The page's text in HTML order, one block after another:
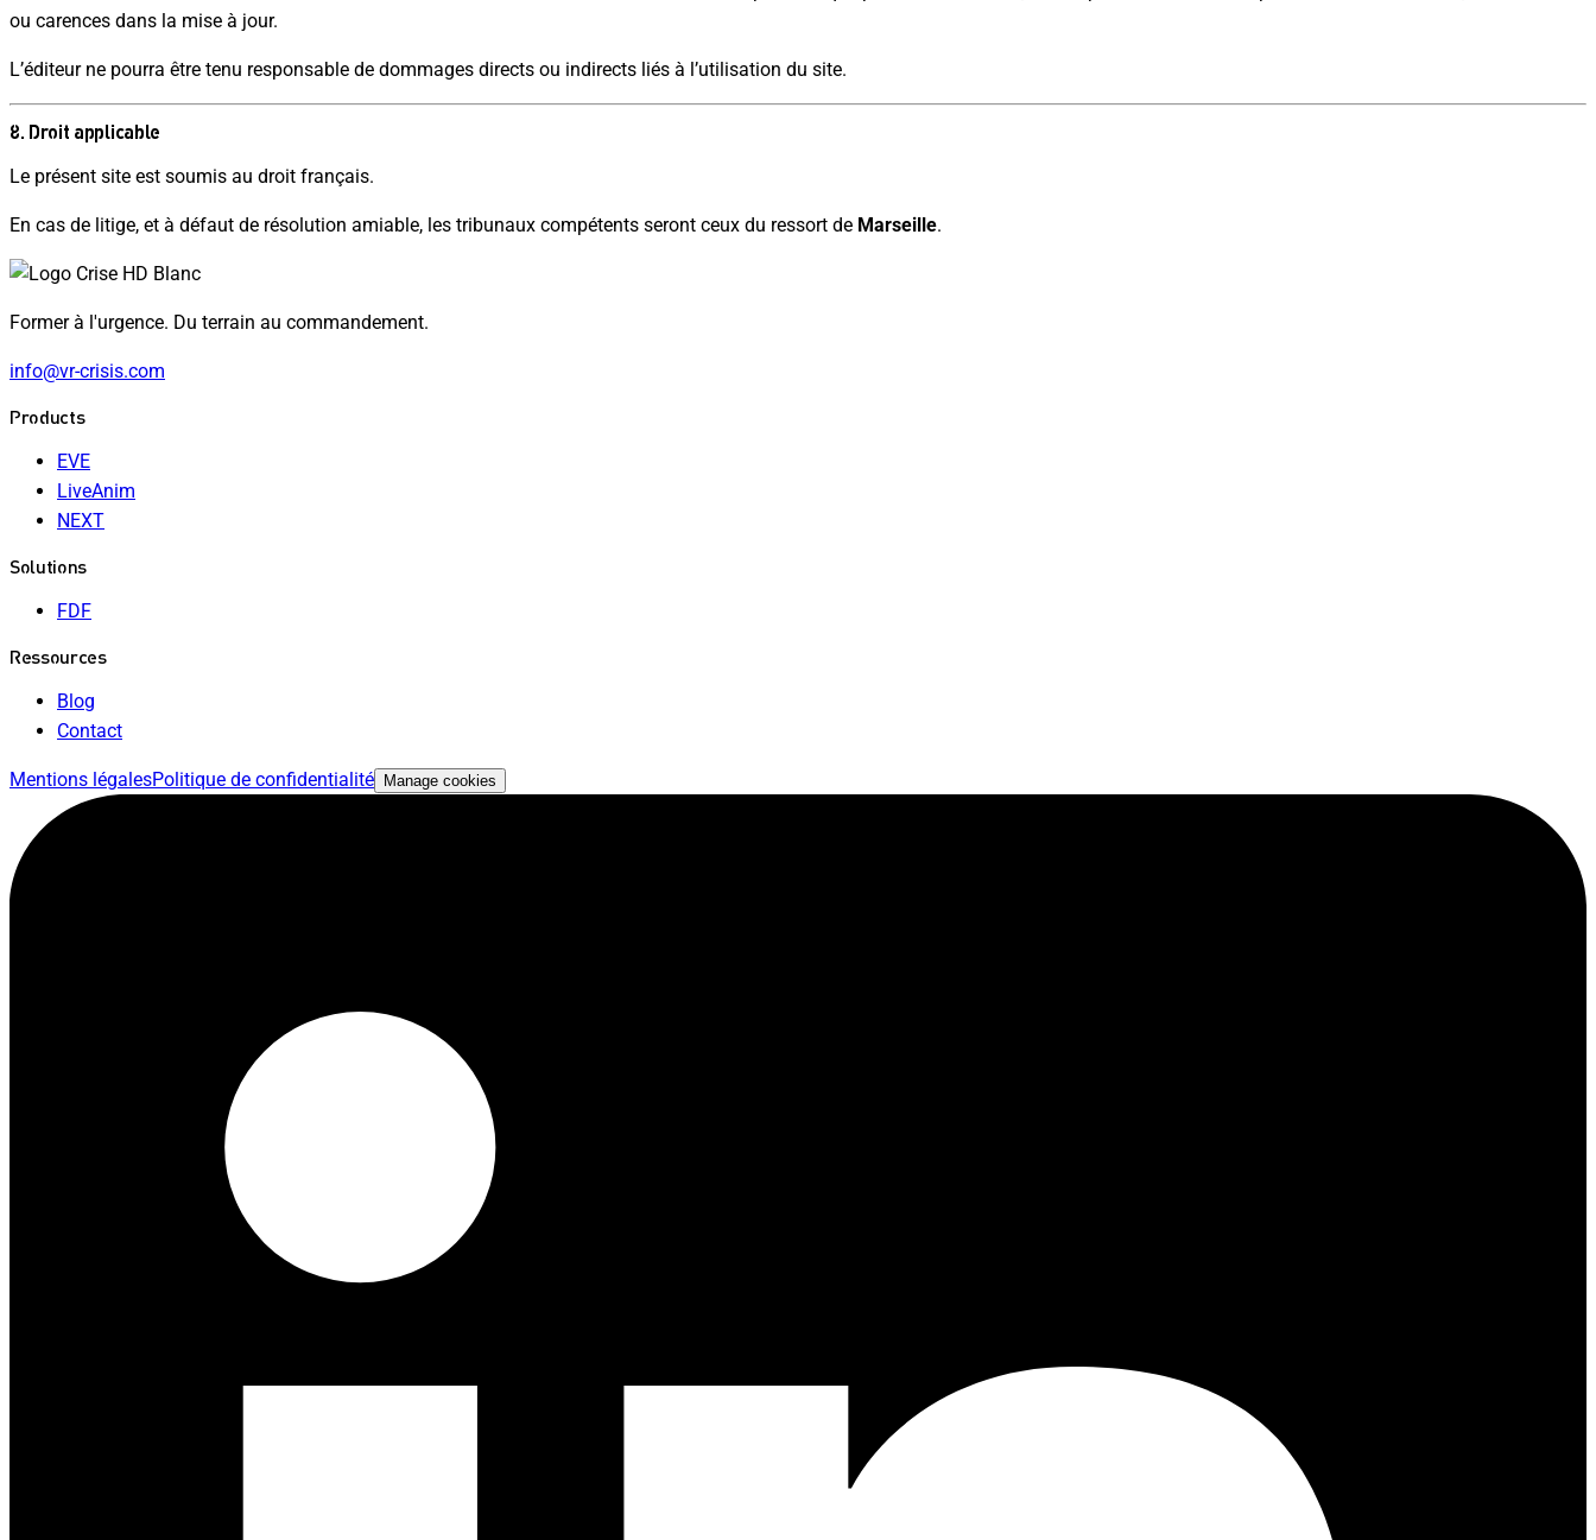
ou carences dans la mise à jour.
L’éditeur ne pourra être tenu responsable de dommages directs ou indirects liés à l’utilisation du site.
8. Droit applicable
Le présent site est soumis au droit français.
En cas de litige, et à défaut de résolution amiable, les tribunaux compétents seront ceux du ressort de Marseille.
Former à l'urgence. Du terrain au commandement.
info@vr-crisis.com
Products
EVE
LiveAnim
NEXT
Solutions
FDF
Ressources
Blog
Contact
Mentions légalesPolitique de confidentialité Manage cookies